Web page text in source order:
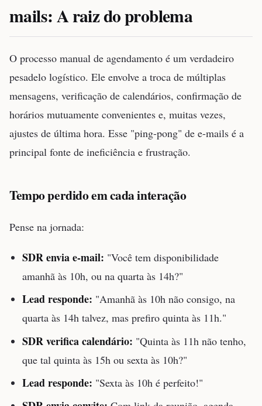
mails: A raiz do problema
O processo manual de agendamento é um verdadeiro
pesadelo logístico. Ele envolve a troca de múltiplas
mensagens, verificação de calendários, confirmação de
horários mutuamente convenientes e, muitas vezes,
ajustes de última hora. Esse "ping-pong" de e-mails é a
principal fonte de ineficiência e frustração.
Tempo perdido em cada interação
Pense na jornada:
SDR envia e-mail: "Você tem disponibilidade
amanhã às 10h, ou na quarta às 14h?"
Lead responde: "Amanhã às 10h não consigo, na
quarta às 14h talvez, mas prefiro quinta às 11h."
SDR verifica calendário: "Quinta às 11h não tenho,
que tal quinta às 15h ou sexta às 10h?"
Lead responde: "Sexta às 10h é perfeito!"